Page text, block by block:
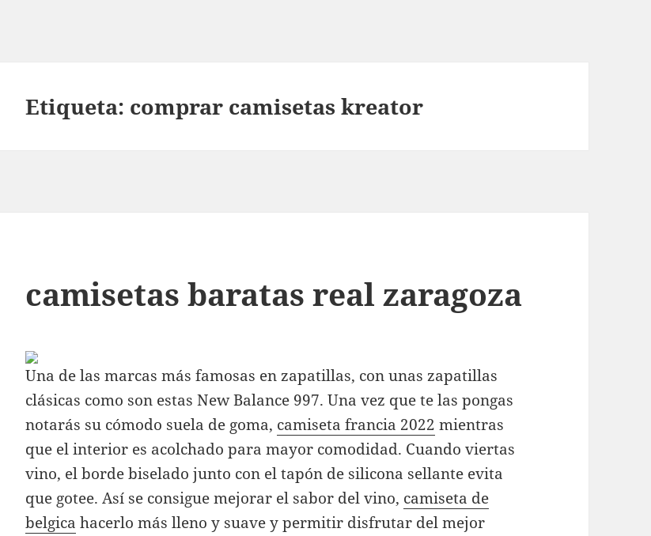
Etiqueta: comprar camisetas kreator
camisetas baratas real zaragoza
Una de las marcas más famosas en zapatillas, con unas zapatillas
clásicas como son estas New Balance 997. Una vez que te las pongas
notarás su cómodo suela de goma, camiseta francia 2022 mientras
que el interior es acolchado para mayor comodidad. Cuando viertas
vino, el borde biselado junto con el tapón de silicona sellante evita
que gotee. Así se consigue mejorar el sabor del vino, camiseta de
belgica hacerlo más lleno y suave y permitir disfrutar del mejor